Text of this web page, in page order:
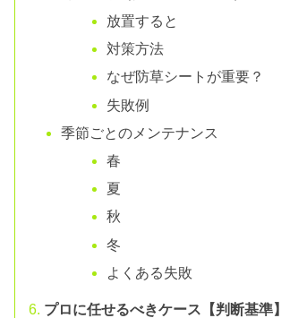
放置すると
対策方法
なぜ防草シートが重要？
失敗例
季節ごとのメンテナンス
春
夏
秋
冬
よくある失敗
プロに任せるべきケース【判断基準】